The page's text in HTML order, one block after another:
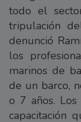
todo el
tripulación
denunció
los
marinos de
de un barco,
o 7 años.
capacitación